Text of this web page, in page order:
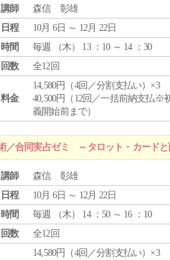
講師
森信 彰雄
日程
10月 6日 ～ 12月 22日
時間
毎週 （木） 13 ：10 ～ 14 ：30
回数
全12回
料金
14,580円（4回／分割支払い）×3
40,500円（12回／一括前納支払※
義開始前まで）
／合同実占ゼミ ～タロット・カード
講師
森信 彰雄
日程
10月 6日 ～ 12月 22日
時間
毎週 （木） 14 ：50 ～ 16 ：10
回数
全12回
14,580円（4回／分割支払い）×3